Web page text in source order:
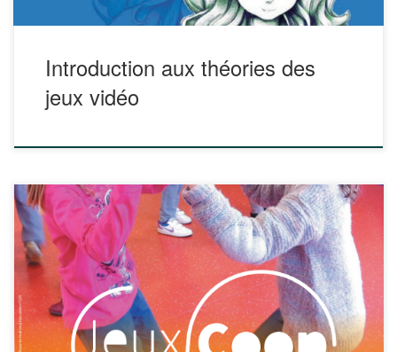
Introduction aux théories des
jeux vidéo
Le groupe de travail « Jeux coopératifs » de l’Office Central
de la Coopération à l’Ecole (www.occe.coop) propose un
classeur avec des jeux coopératifs répertoriés en 3
catégories :
Jeux pour connaître et se reconnaître
Jeux pour développer la confiance en soi
Jeux d’entraide
A découvrir ! […]